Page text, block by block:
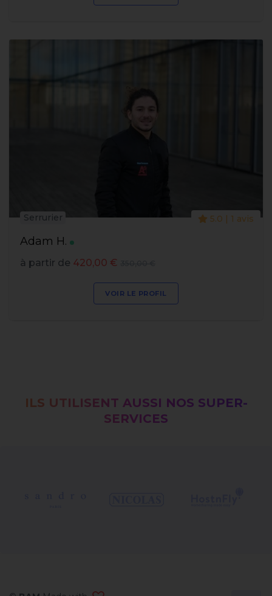
Adam H.
Serrurier 5.0 | 1 avis
à partir de 420,00 €
VOIR LE PROFIL
ILS UTILISENT AUSSI NOS SUPER-
SERVICES